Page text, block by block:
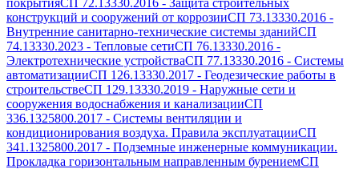
покрытияСП 72.13330.2016 - Защита строительных
конструкций и сооружений от коррозииСП 73.13330.2016 -
Внутренние санитарно-технические системы зданийСП
74.13330.2023 - Тепловые сетиСП 76.13330.2016 -
Электротехнические устройстваСП 77.13330.2016 - Системы
автоматизацииСП 126.13330.2017 - Геодезические работы в
строительствеСП 129.13330.2019 - Наружные сети и
сооружения водоснабжения и канализацииСП
336.1325800.2017 - Системы вентиляции и
кондиционирования воздуха. Правила эксплуатацииСП
341.1325800.2017 - Подземные инженерные коммуникации.
Прокладка горизонтальным направленным бурениемСП